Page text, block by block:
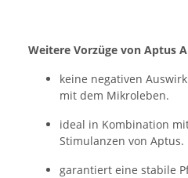
Weitere Vorzüge von Aptus
keine negativen
mit dem Mikroleben.
ideal in Kombination
Stimulanzen von Aptus.
garantiert eine stabile